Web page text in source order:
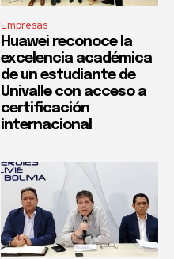
Empresas
Huawei reconoce la
excelencia académica
de un estudiante de
Univalle con acceso a
certificación
internacional